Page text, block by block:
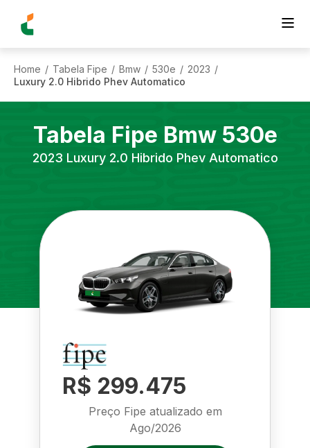
Home / Tabela Fipe / Bmw / 530e / 2023 /
Luxury 2.0 Hibrido Phev Automatico
Tabela Fipe Bmw 530e
2023 Luxury 2.0 Hibrido Phev Automatico
R$ 299.475
Preço Fipe atualizado em
Ago/2026